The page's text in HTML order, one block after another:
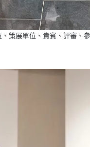
策展單位、貴賓、評審、